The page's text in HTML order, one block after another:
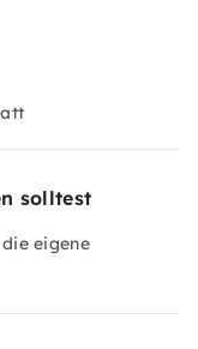
solltest
eigene